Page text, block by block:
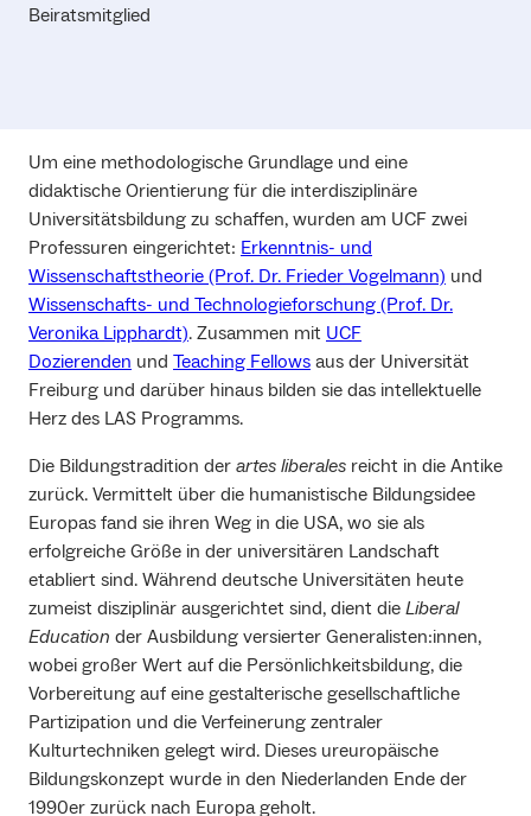
Beiratsmitglied
Um eine methodologische Grundlage und eine
didaktische Orientierung für die interdisziplinäre
Universitätsbildung zu schaffen, wurden am UCF zwei
Professuren eingerichtet: Erkenntnis- und
Wissenschaftstheorie (Prof. Dr. Frieder Vogelmann) und
Wissenschafts- und Technologieforschung (Prof. Dr.
Veronika Lipphardt). Zusammen mit UCF
Dozierenden und Teaching Fellows aus der Universität
Freiburg und darüber hinaus bilden sie das intellektuelle
Herz des LAS Programms.
Die Bildungstradition der artes liberales reicht in die Antike
zurück. Vermittelt über die humanistische Bildungsidee
Europas fand sie ihren Weg in die USA, wo sie als
erfolgreiche Größe in der universitären Landschaft
etabliert sind. Während deutsche Universitäten heute
zumeist disziplinär ausgerichtet sind, dient die Liberal
Education der Ausbildung versierter Generalisten:innen,
wobei großer Wert auf die Persönlichkeitsbildung, die
Vorbereitung auf eine gestalterische gesellschaftliche
Partizipation und die Verfeinerung zentraler
Kulturtechniken gelegt wird. Dieses ureuropäische
Bildungskonzept wurde in den Niederlanden Ende der
1990er zurück nach Europa geholt.